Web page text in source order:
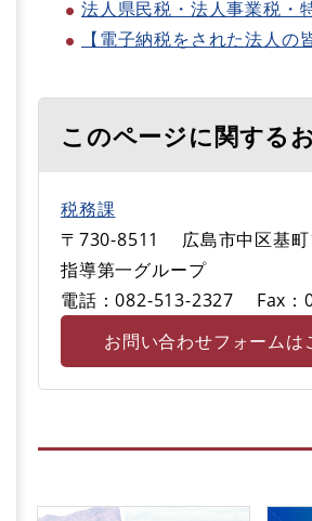
法人県民税・法人事業税
【電子納税をされた法人
このページに関する
税務課
〒730-8511
広島市中区基
指導第一グループ
電話：082-513-2327
Fax：
お問い合わせフォームは